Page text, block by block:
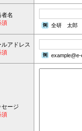
名
全研 太郎
ルアドレス
セージ